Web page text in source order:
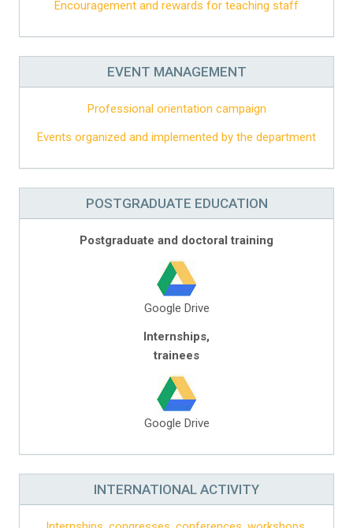
Encouragement and rewards for teaching staff
EVENT MANAGEMENT
Professional orientation campaign
Events organized and implemented by the department
POSTGRADUATE EDUCATION
Postgraduate and doctoral training
Google Drive
Internships,
trainees
Google Drive
INTERNATIONAL ACTIVITY